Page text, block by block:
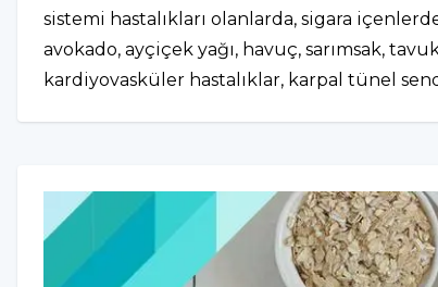
sistemi hastalıkları olanlarda, sigara
avokado, ayçiçek yağı, havuç, sarımsak,
kardiyovasküler hastalıklar, karpal tünel